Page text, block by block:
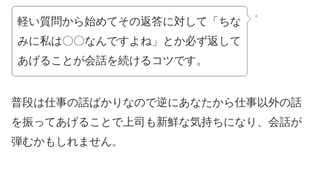
軽い質問から始めてその返答に対して「ちな
みに私は〇〇なんですよね」とか必ず返して
あげることが会話を続けるコツです。
普段は仕事の話ばかりなので逆にあなたから仕事以外の話
を振ってあげることで上司も新鮮な気持ちになり、会話が
弾むかもしれません。